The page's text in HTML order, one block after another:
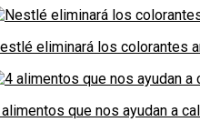
eliminará los colorantes
que nos ayudan a